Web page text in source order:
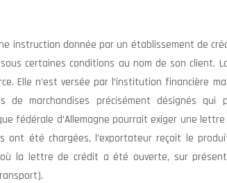
instruction donnée par un établissement de
certaines conditions au nom de son client.
Elle n’est versée par l’institution financière
de marchandises précisément désignés qui
fédérale d’Allemagne pourrait exiger une
ont été chargées, l’exportateur reçoit le
où la lettre de crédit a été ouverte, sur